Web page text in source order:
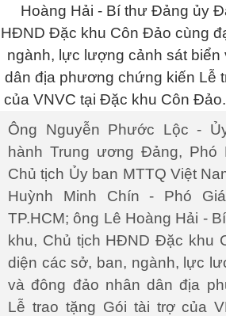
Ông Nguyễn Phước Lộc -
hành Trung ương Đảng, Phó
Chủ tịch Ủy ban MTTQ Việt
Huỳnh Minh Chín - Phó
TP.HCM; ông Lê Hoàng Hải -
khu, Chủ tịch HĐND Đặc khu
diện các sở, ban, ngành, lực
và đông đảo nhân dân địa
Lễ trao tặng Gói tài trợ của